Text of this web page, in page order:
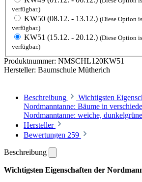
verfügbar.)
KW50 (08.12. - 13.12.) (Diese Option
verfügbar.)
KW51 (15.12. - 20.12.) (Diese Option
verfügbar.)
Produktnummer: NMSCHL120KW51
Hersteller: Baumschule Mütherich
Beschreibung
Wichtigsten
Nordmanntanne: Bäume in
Nordmanntanne: weiche,
Hersteller
Bewertungen 259
Beschreibung
Wichtigsten Eigenschaften der